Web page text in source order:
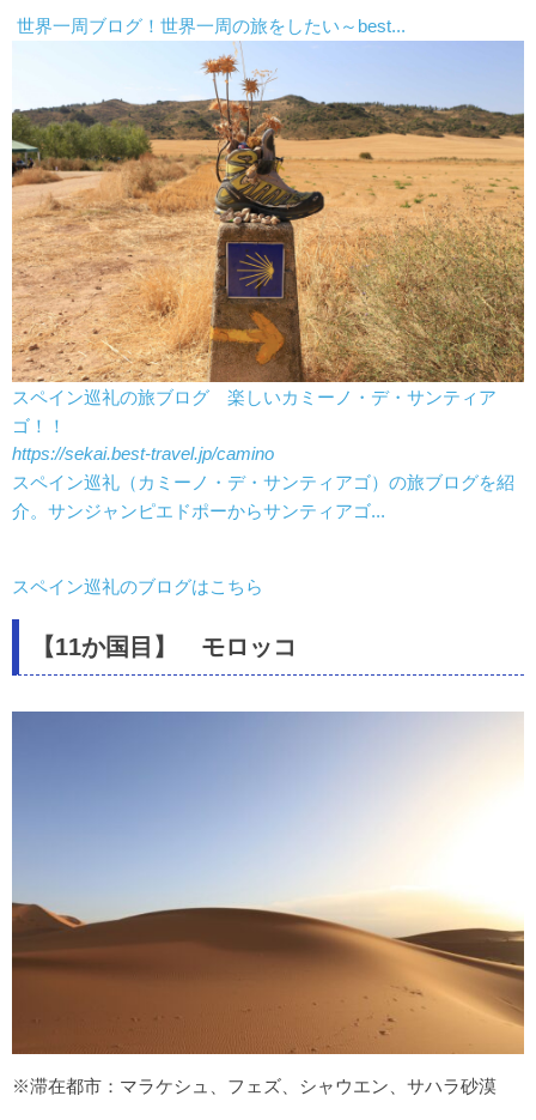
世界一周ブログ！世界一周の旅をしたい～best...
スペイン巡礼の旅ブログ 楽しいカミーノ・デ・サンティア
ゴ！！
https://sekai.best-travel.jp/camino
スペイン巡礼（カミーノ・デ・サンティアゴ）の旅ブログを紹
介。サンジャンピエドポーからサンティアゴ...
スペイン巡礼のブログはこちら
【11か国目】 モロッコ
※滞在都市：マラケシュ、フェズ、シャウエン、サハラ砂漠